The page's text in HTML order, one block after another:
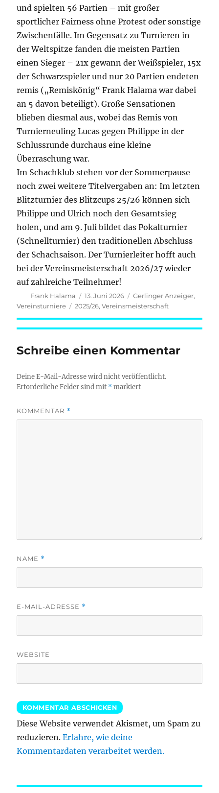
und spielten 56 Partien – mit großer
sportlicher Fairness ohne Protest oder sonstige
Zwischenfälle. Im Gegensatz zu Turnieren in
der Weltspitze fanden die meisten Partien
einen Sieger – 21x gewann der Weißspieler, 15x
der Schwarzspieler und nur 20 Partien endeten
remis („Remiskönig“ Frank Halama war dabei
an 5 davon beteiligt). Große Sensationen
blieben diesmal aus, wobei das Remis von
Turnierneuling Lucas gegen Philippe in der
Schlussrunde durchaus eine kleine
Überraschung war.
Im Schachklub stehen vor der Sommerpause
noch zwei weitere Titelvergaben an: Im letzten
Blitzturnier des Blitzcups 25/26 können sich
Philippe und Ulrich noch den Gesamtsieg
holen, und am 9. Juli bildet das Pokalturnier
(Schnellturnier) den traditionellen Abschluss
der Schachsaison. Der Turnierleiter hofft auch
bei der Vereinsmeisterschaft 2026/27 wieder
auf zahlreiche Teilnehmer!
Autor
Frank Halama
Veröffentlicht
am
13. Juni 2026 Kategorien
Gerlinger Anzeiger,
Vereinsturniere
Schlagwörter
2025/26,Vereinsmeisterschaft
Schreibe einen Kommentar
Deine E-Mail-Adresse wird nicht veröffentlicht.
Erforderliche Felder sind mit *markiert
KOMMENTAR *
NAME *
E-MAIL-ADRESSE *
WEBSITE
Diese Website verwendet Akismet, um Spam zu
reduzieren.Erfahre, wie deine
Kommentardaten verarbeitet werden.